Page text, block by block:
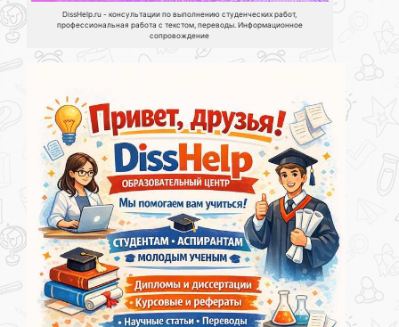
DissHelp.ru - консультации по выполнению студенческих работ,
профессиональная работа с текстом, переводы. Информационное
сопровождение